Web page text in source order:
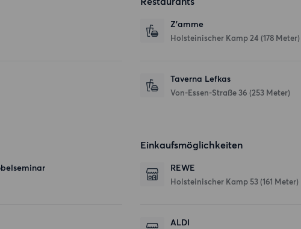
Z'amme
Holsteinischer Kamp 24 (178 Meter)
Taverna Lefkas
Von-Essen-Straße 36 (253 Meter)
Einkaufsmöglichkeiten
REWE
Holsteinischer Kamp 53 (161 Meter)
ALDI